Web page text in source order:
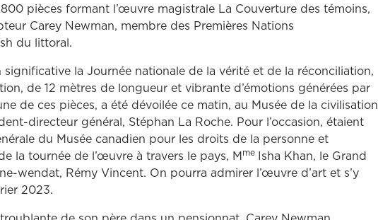
pièces formant l’œuvre magistrale La Couverture des témoins,
Carey Newman, membre des Premières Nations
du littoral.
la Journée nationale de la vérité et de la réconciliation,
de 12 mètres de longueur et vibrante d’émotions générées par
de ces pièces, a été dévoilée ce matin, au Musée de la civilisation
directeur général, Stéphan La Roche. Pour l’occasion, étaient
du Musée canadien pour les droits de la personne et
la tournée de l’œuvre à travers le pays, Mme Isha Khan, le Grand
wendat, Rémy Vincent. On pourra admirer l’œuvre d’art et s’y
2023.